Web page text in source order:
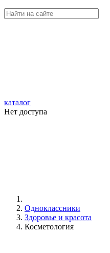
каталог
Нет доступа
Одноклассники
Здоровье и красота
Косметология